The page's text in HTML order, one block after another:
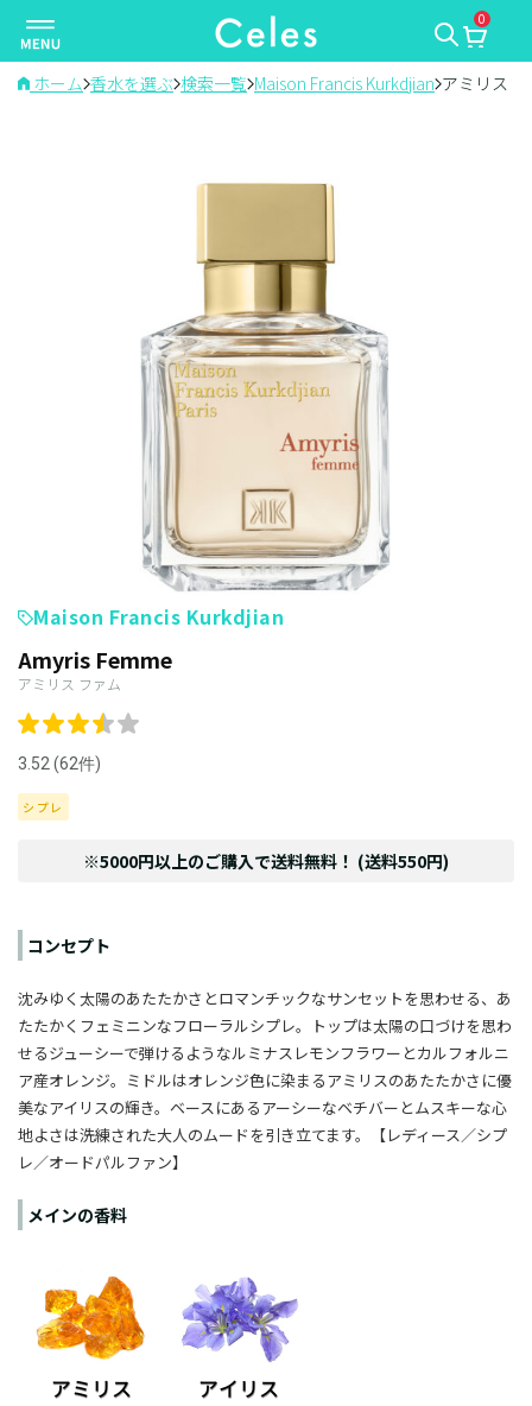
ナ
ビ
ゲ
0
ホーム 香水を選ぶ 検索一覧 Maison Francis Kurkdjian アミリス
Maison Francis Kurkdjian
Amyris Femme
アミリス ファム
3.52 (62件)
シプレ
※5000円以上のご購入で送料無料！ (送料550円)
コンセプト
沈みゆく太陽のあたたかさとロマンチックなサンセットを思わせる、あ
たたかくフェミニンなフローラルシプレ。トップは太陽の口づけを思わ
せるジューシーで弾けるようなルミナスレモンフラワーとカルフォルニ
ア産オレンジ。ミドルはオレンジ色に染まるアミリスのあたたかさに優
美なアイリスの輝き。ベースにあるアーシーなベチバーとムスキーな心
地よさは洗練された大人のムードを引き立てます。【レディース／シプ
レ／オードパルファン】
メインの香料